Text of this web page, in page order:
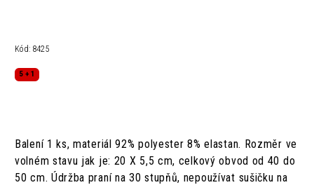
Kód: 8425
5 + 1
Balení 1 ks, materiál 92% polyester 8% elastan. Rozměr ve
volném stavu jak je: 20 X 5,5 cm, celkový obvod od 40 do
50 cm. Údržba praní na 30 stupňů, nepoužívat sušičku na